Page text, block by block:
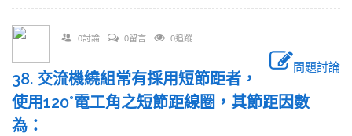
0討論 0留言 0追蹤
問題討論
38. 交流機繞組常有採用短節距者，
使用120°電工角之短節距線圈，其節距因數
為：